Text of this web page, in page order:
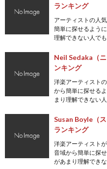
ランキング
アーティストの人
簡単に探せるよう
理解できない人で
Neil Sedaka（
ンキング
洋楽アーティスト
から簡単に探せる
まり理解できない
Susan Boyle（
ランキング
洋楽アーティスト
音域から簡単に探
があまり理解でき